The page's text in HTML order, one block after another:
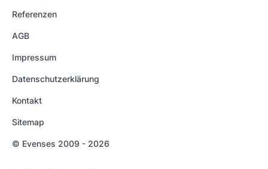
Referenzen
AGB
Impressum
Datenschutzerklärung
Kontakt
Sitemap
© Evenses 2009 - 2026